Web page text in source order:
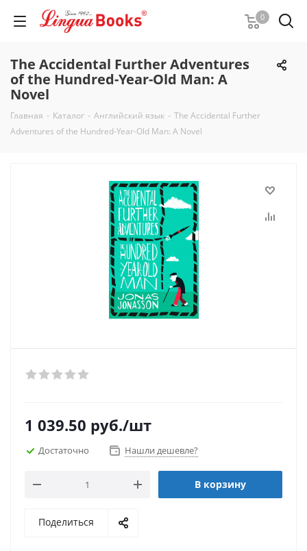
0
The Accidental Further Adventures
of the Hundred-Year-Old Man: A
Novel
Главная - Каталог - Английский язык - The Accidental Further
Adventures of the Hundred-Year-Old Man: A Novel
1 039.50 руб./шт
Достаточно Нашли дешевле?
В корзину
Поделиться